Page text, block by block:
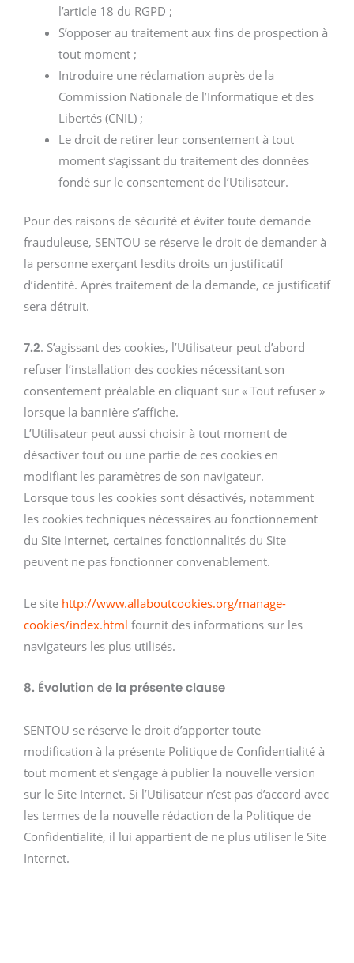
l’article 18 du RGPD ;
S’opposer au traitement aux fins de prospection à
tout moment ;
Introduire une réclamation auprès de la
Commission Nationale de l’Informatique et des
Libertés (CNIL) ;
Le droit de retirer leur consentement à tout
moment s’agissant du traitement des données
fondé sur le consentement de l’Utilisateur.
Pour des raisons de sécurité et éviter toute demande
frauduleuse, SENTOU se réserve le droit de demander à
la personne exerçant lesdits droits un justificatif
d’identité. Après traitement de la demande, ce justificatif
sera détruit.
7.2. S’agissant des cookies, l’Utilisateur peut d’abord
refuser l’installation des cookies nécessitant son
consentement préalable en cliquant sur « Tout refuser »
lorsque la bannière s’affiche.
L’Utilisateur peut aussi choisir à tout moment de
désactiver tout ou une partie de ces cookies en
modifiant les paramètres de son navigateur.
Lorsque tous les cookies sont désactivés, notamment
les cookies techniques nécessaires au fonctionnement
du Site Internet, certaines fonctionnalités du Site
peuvent ne pas fonctionner convenablement.
Le site http://www.allaboutcookies.org/manage-
cookies/index.html fournit des informations sur les
navigateurs les plus utilisés.
8. Évolution de la présente clause
SENTOU se réserve le droit d’apporter toute
modification à la présente Politique de Confidentialité à
tout moment et s’engage à publier la nouvelle version
sur le Site Internet. Si l’Utilisateur n’est pas d’accord avec
les termes de la nouvelle rédaction de la Politique de
Confidentialité, il lui appartient de ne plus utiliser le Site
Internet.